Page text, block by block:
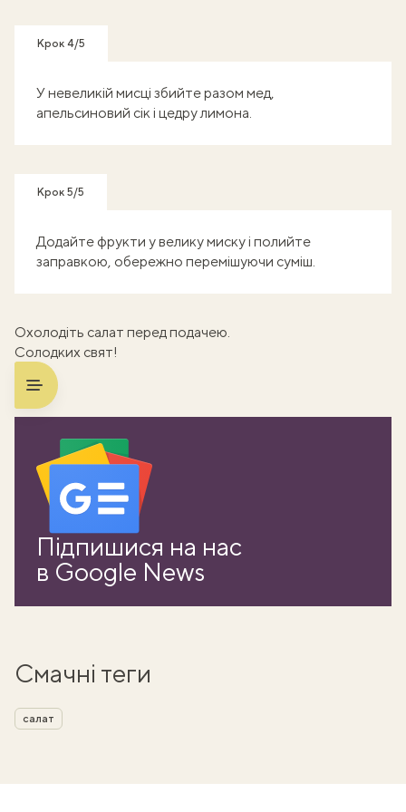
Крок 4/5
У невеликій мисці збийте разом мед,
апельсиновий сік і цедру лимона.
Крок 5/5
Додайте фрукти у велику миску і полийте
заправкою, обережно перемішуючи суміш.
Охолодіть салат перед подачею.
Солодких свят!
Підпишися на нас
в Google News
Смачні теги
салат